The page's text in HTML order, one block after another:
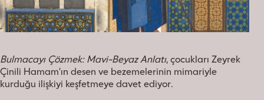
Bulmacayı Çözmek: Mavi-Beyaz Anlatı, çocukları Zeyrek
Çinili Hamam’ın desen ve bezemelerinin mimariyle
kurduğu ilişkiyi keşfetmeye davet ediyor.